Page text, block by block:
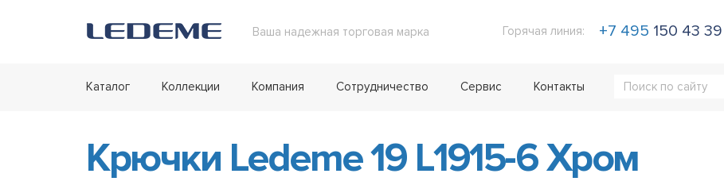
Ваша надежная торговая марка Горячая линия: +7 495 150 43 39
Каталог Коллекции Компания Сотрудничество Сервис Контакты
Крючки Ledeme 19 L1915-6 Хром